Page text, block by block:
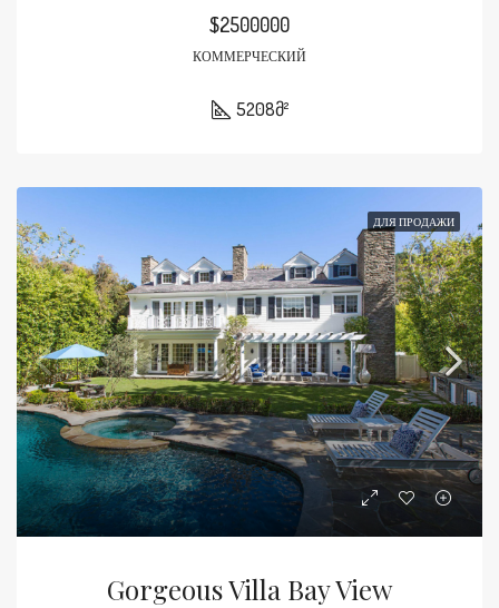
$2500000
КОММЕРЧЕСКИЙ
5208მ²
ДЛЯ ПРОДАЖИ
Gorgeous Villa Bay View